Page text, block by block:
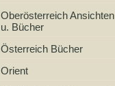
Oberösterreich Ansichten
u. Bücher
Österreich Bücher
Orient